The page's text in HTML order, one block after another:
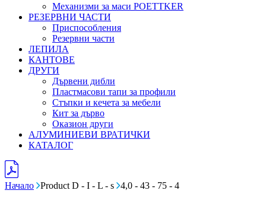
Механизми за маси POETTKER
РЕЗЕРВНИ ЧАСТИ
Приспособления
Резервни части
ЛЕПИЛА
КАНТОВЕ
ДРУГИ
Дървени дибли
Пластмасови тапи за профили
Стъпки и кечета за мебели
Кит за дърво
Оказион други
АЛУМИНИЕВИ ВРАТИЧКИ
КАТАЛОГ
Начало Product D - I - L - s 4,0 - 43 - 75 - 4